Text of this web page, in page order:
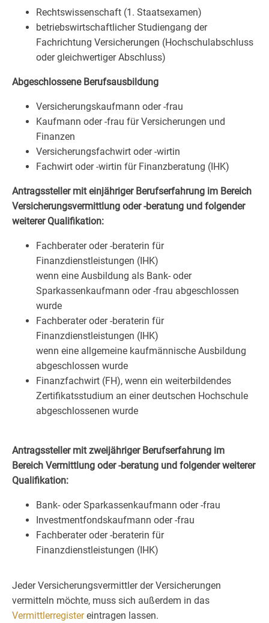
Rechtswissenschaft (1. Staatsexamen)
betriebswirtschaftlicher Studiengang der
Fachrichtung Versicherungen (Hochschulabschluss
oder gleichwertiger Abschluss)
Abgeschlossene Berufsausbildung
Versicherungskaufmann oder -frau
Kaufmann oder -frau für Versicherungen und
Finanzen
Versicherungsfachwirt oder -wirtin
Fachwirt oder -wirtin für Finanzberatung (IHK)
Antragssteller mit einjähriger Berufserfahrung im Bereich
Versicherungsvermittlung oder -beratung und folgender
weiterer Qualifikation:
Fachberater oder -beraterin für
Finanzdienstleistungen (IHK)
wenn eine Ausbildung als Bank- oder
Sparkassenkaufmann oder -frau abgeschlossen
wurde
Fachberater oder -beraterin für
Finanzdienstleistungen (IHK)
wenn eine allgemeine kaufmännische Ausbildung
abgeschlossen wurde
Finanzfachwirt (FH), wenn ein weiterbildendes
Zertifikatsstudium an einer deutschen Hochschule
abgeschlossenen wurde
Antragssteller mit zweijähriger Berufserfahrung im
Bereich Vermittlung oder -beratung und folgender weiterer
Qualifikation:
Bank- oder Sparkassenkaufmann oder -frau
Investmentfondskaufmann oder -frau
Fachberater oder -beraterin für
Finanzdienstleistungen (IHK)
Jeder Versicherungsvermittler der Versicherungen
vermitteln möchte, muss sich außerdem in das
Vermittlerregistereintragen lassen.